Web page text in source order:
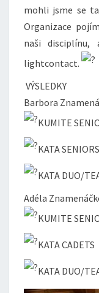
mohli jsme se
Organizace
naši disciplínu,
lightcontact.
VÝSLEDKY
Barbora
KUMITE
KATA SENIORS
KATA DUO/
Adéla
KUMITE
KATA CADETS
KATA DUO/